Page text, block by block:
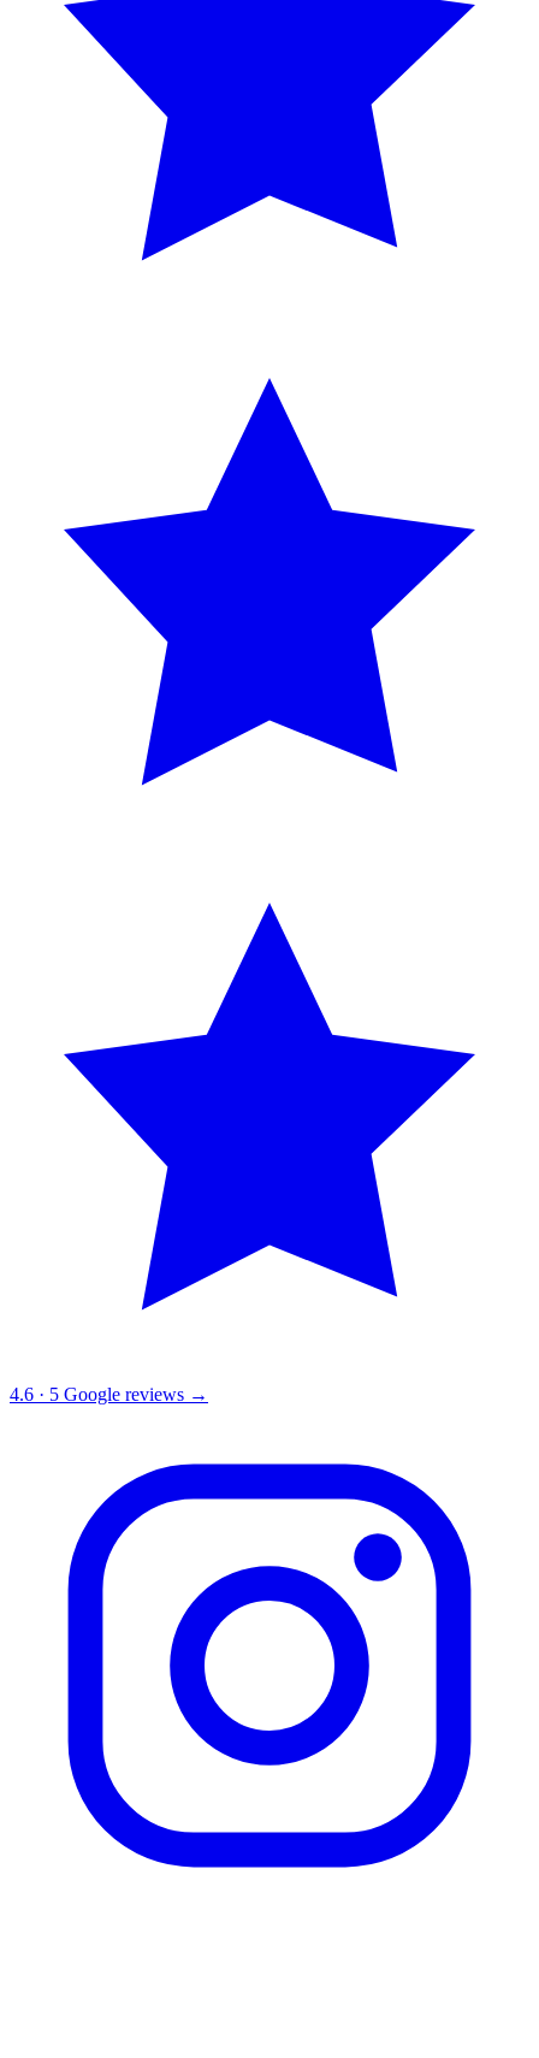
4.6 · 5 Google reviews →